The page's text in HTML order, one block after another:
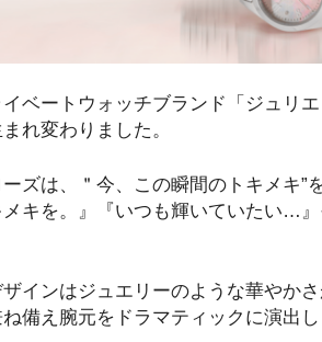
ベートウォッチブランド「ジュリ
れ変わりました。
ズは、＂今、この瞬間のトキメキ”
キを。』『いつも輝いていたい…
インはジュエリーのような華やか
備え腕元をドラマティックに演出し